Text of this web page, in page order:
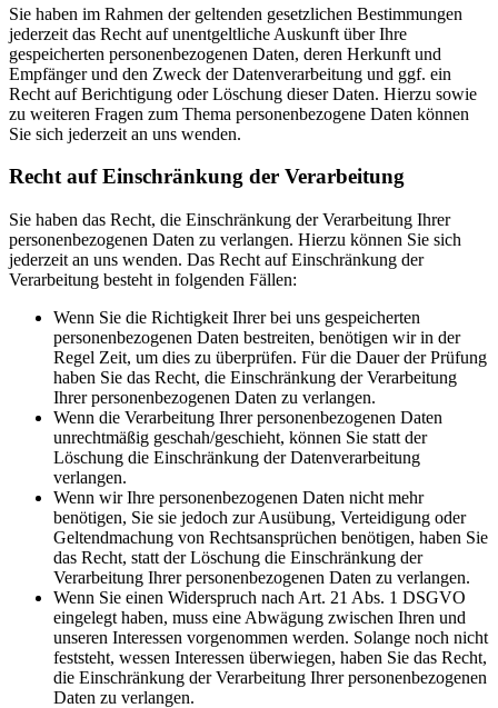
Sie haben im Rahmen der geltenden gesetzlichen Bestimmungen
jederzeit das Recht auf unentgeltliche Auskunft über Ihre
gespeicherten personenbezogenen Daten, deren Herkunft und
Empfänger und den Zweck der Datenverarbeitung und ggf. ein
Recht auf Berichtigung oder Löschung dieser Daten. Hierzu sowie
zu weiteren Fragen zum Thema personenbezogene Daten können
Sie sich jederzeit an uns wenden.
Recht auf Einschränkung der Verarbeitung
Sie haben das Recht, die Einschränkung der Verarbeitung Ihrer
personenbezogenen Daten zu verlangen. Hierzu können Sie sich
jederzeit an uns wenden. Das Recht auf Einschränkung der
Verarbeitung besteht in folgenden Fällen:
Wenn Sie die Richtigkeit Ihrer bei uns gespeicherten
personenbezogenen Daten bestreiten, benötigen wir in der
Regel Zeit, um dies zu überprüfen. Für die Dauer der Prüfung
haben Sie das Recht, die Einschränkung der Verarbeitung
Ihrer personenbezogenen Daten zu verlangen.
Wenn die Verarbeitung Ihrer personenbezogenen Daten
unrechtmäßig geschah/geschieht, können Sie statt der
Löschung die Einschränkung der Datenverarbeitung
verlangen.
Wenn wir Ihre personenbezogenen Daten nicht mehr
benötigen, Sie sie jedoch zur Ausübung, Verteidigung oder
Geltendmachung von Rechtsansprüchen benötigen, haben Sie
das Recht, statt der Löschung die Einschränkung der
Verarbeitung Ihrer personenbezogenen Daten zu verlangen.
Wenn Sie einen Widerspruch nach Art. 21 Abs. 1 DSGVO
eingelegt haben, muss eine Abwägung zwischen Ihren und
unseren Interessen vorgenommen werden. Solange noch nicht
feststeht, wessen Interessen überwiegen, haben Sie das Recht,
die Einschränkung der Verarbeitung Ihrer personenbezogenen
Daten zu verlangen.